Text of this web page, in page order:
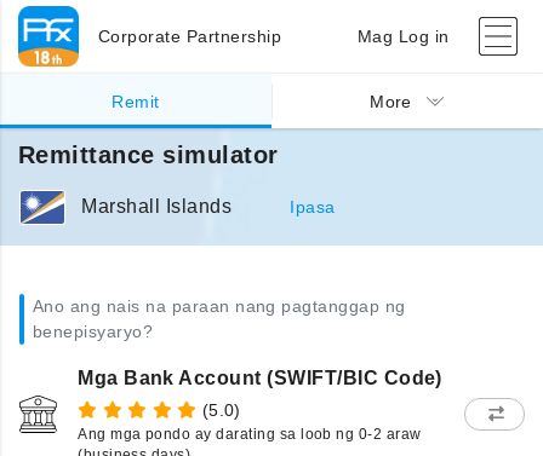
Corporate Partnership Mag Log in
Remit More
Remittance simulator
Marshall Islands Ipasa
Ano ang nais na paraan nang pagtanggap ng
benepisyaryo?
Mga Bank Account (SWIFT/BIC Code)
(5.0)
Ang mga pondo ay darating sa loob ng 0-2 araw